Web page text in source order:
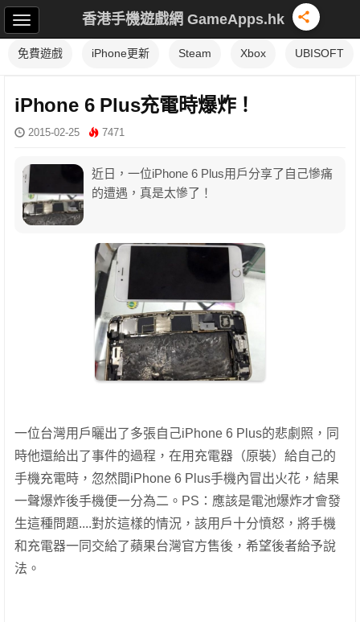
香港手機遊戲網 GameApps.hk
免費遊戲 iPhone更新 Steam Xbox UBISOFT
iPhone 6 Plus充電時爆炸！
2015-02-25 7471
近日，一位iPhone 6 Plus用戶分享了自己慘痛
的遭遇，真是太慘了！
一位台灣用戶曬出了多張自己iPhone 6 Plus的悲劇照，同
時他還給出了事件的過程，在用充電器（原裝）給自己的
手機充電時，忽然間iPhone 6 Plus手機內冒出火花，結果
一聲爆炸後手機便一分為二。PS：應該是電池爆炸才會發
生這種問題....對於這樣的情況，該用戶十分憤怒，將手機
和充電器一同交給了蘋果台灣官方售後，希望後者給予說
法。